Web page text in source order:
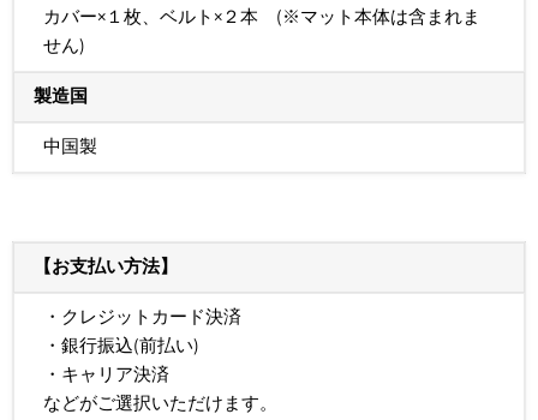
カバー×１枚、ベルト×２本 (※マット本体は含まれま
せん)
製造国
中国製
【お支払い方法】
・クレジットカード決済
・銀行振込(前払い)
・キャリア決済
などがご選択いただけます。